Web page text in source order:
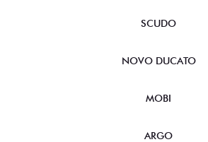
SCUDO
NOVO DUCATO
MOBI
ARGO